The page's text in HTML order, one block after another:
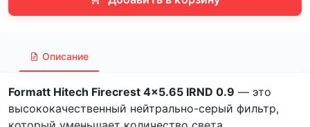
Описание
Formatt Hitech Firecrest 4x5.65 IRND 0.9 — это
высококачественный нейтрально-серый фильтр,